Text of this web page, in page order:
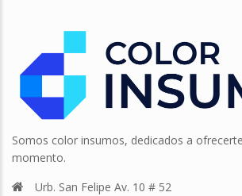
Somos color insumos, dedicados a
momento.
Urb. San Felipe Av. 10 # 52